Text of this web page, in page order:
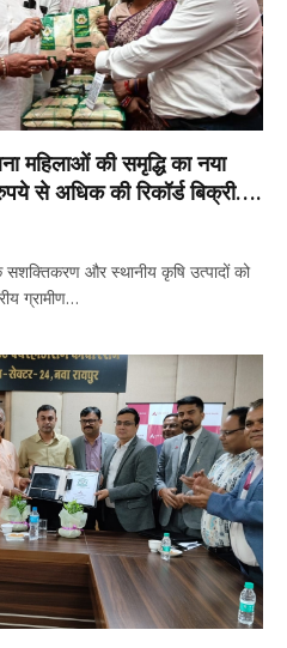
महिलाओं की समृद्धि का नया
से अधिक की रिकॉर्ड बिक्री….
और स्थानीय कृषि उत्पादों को
ग्रामीण…